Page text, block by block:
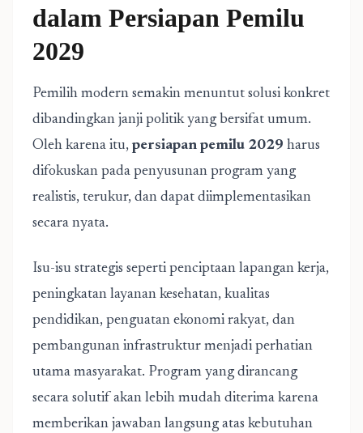
dalam Persiapan Pemilu
2029
Pemilih modern semakin menuntut solusi konkret
dibandingkan janji politik yang bersifat umum.
Oleh karena itu, persiapan pemilu 2029 harus
difokuskan pada penyusunan program yang
realistis, terukur, dan dapat diimplementasikan
secara nyata.
Isu-isu strategis seperti penciptaan lapangan kerja,
peningkatan layanan kesehatan, kualitas
pendidikan, penguatan ekonomi rakyat, dan
pembangunan infrastruktur menjadi perhatian
utama masyarakat. Program yang dirancang
secara solutif akan lebih mudah diterima karena
memberikan jawaban langsung atas kebutuhan